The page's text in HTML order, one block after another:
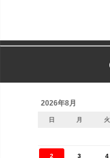
2026年8月
日 月 火
2 3 4